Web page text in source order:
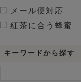
メール便対応
紅茶に合う蜂蜜
キーワードから探す